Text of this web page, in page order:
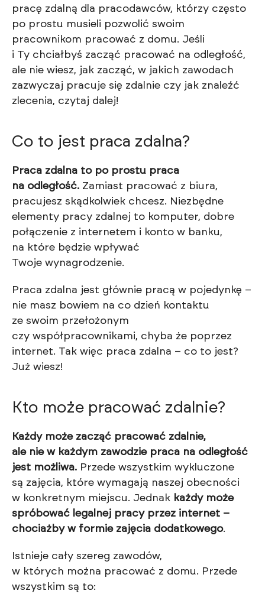
pracę zdalną dla pracodawców, którzy często
po prostu musieli pozwolić swoim
pracownikom pracować z domu. Jeśli
i Ty chciałbyś zacząć pracować na odległość,
ale nie wiesz, jak zacząć, w jakich zawodach
zazwyczaj pracuje się zdalnie czy jak znaleźć
zlecenia, czytaj dalej!
Co to jest praca zdalna?
Praca zdalna to po prostu praca
na odległość. Zamiast pracować z biura,
pracujesz skądkolwiek chcesz. Niezbędne
elementy pracy zdalnej to komputer, dobre
połączenie z internetem i konto w banku,
na które będzie wpływać
Twoje wynagrodzenie.
Praca zdalna jest głównie pracą w pojedynkę –
nie masz bowiem na co dzień kontaktu
ze swoim przełożonym
czy współpracownikami, chyba że poprzez
internet. Tak więc praca zdalna – co to jest?
Już wiesz!
Kto może pracować zdalnie?
Każdy może zacząć pracować zdalnie,
ale nie w każdym zawodzie praca na odległość
jest możliwa. Przede wszystkim wykluczone
są zajęcia, które wymagają naszej obecności
w konkretnym miejscu. Jednak każdy może
spróbować legalnej pracy przez internet –
chociażby w formie zajęcia dodatkowego.
Istnieje cały szereg zawodów,
w których można pracować z domu. Przede
wszystkim są to: